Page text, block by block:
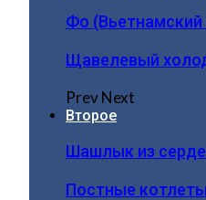
Фо (Вьетнамский
Щавелевый
PrevNext
Второе
Шашлык из
Постные